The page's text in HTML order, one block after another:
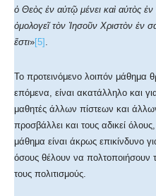
ὁ Θεὸς ἐν αὐτῷ μένει καὶ αὐτὸς
ὁμολογεῖ τὸν Ἰησοῦν Χριστὸν ἐν
ἔστι»[5] .
Το προτεινόμενο λοιπόν μάθημα
επόμενα, είναι ακατάλληλο και
μαθητές άλλων πίστεων και
προσβάλλει και τους αδικεί
μάθημα είναι άκρως επικίνδυνο
όσους θέλουν να πολτοποιήσουν
τους πολιτισμούς.